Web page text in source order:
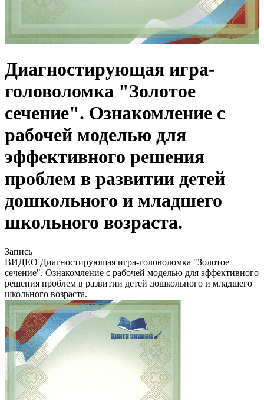
Диагностирующая игра-
головоломка "Золотое
сечение". Ознакомление с
рабочей моделью для
эффективного решения
проблем в развитии детей
дошкольного и младшего
школьного возраста.
Запись
ВИДЕО Диагностирующая игра-головоломка "Золотое
сечение". Ознакомление с рабочей моделью для эффективного
решения проблем в развитии детей дошкольного и младшего
школьного возраста.